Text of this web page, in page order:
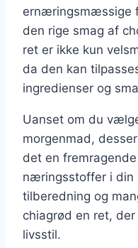
ernæringsmæssige
den rige smag af
ret er ikke kun
da den kan
ingredienser og
Uanset om du
morgenmad,
det en
næringsstoffer i din
tilberedning og
chiagrød en ret,
livsstil.